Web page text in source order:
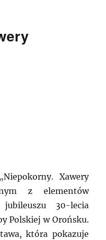
Xawery
z elementów
30-lecia
Polskiej w Orońsku.
która pokazuje